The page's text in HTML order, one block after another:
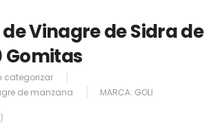
Vinagre de Sidra de
Gomitas
categorizar
de manzana MARCA: GOLI